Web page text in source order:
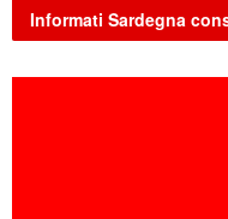
Informati Sardegna